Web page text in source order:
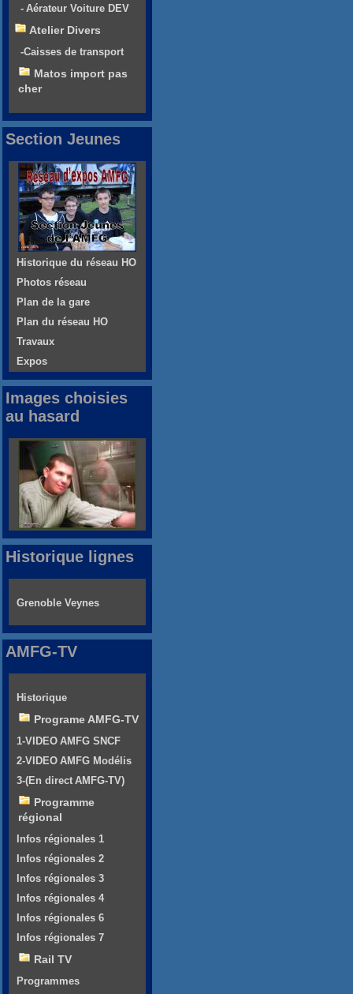
- Aérateur Voiture DEV
Atelier Divers
-Caisses de transport
Matos import pas
cher
Section Jeunes
Historique du réseau HO
Photos réseau
Plan de la gare
Plan du réseau HO
Travaux
Expos
Images choisies
au hasard
Historique lignes
Grenoble Veynes
AMFG-TV
Historique
Programe AMFG-TV
1-VIDEO AMFG SNCF
2-VIDEO AMFG Modélis
3-(En direct AMFG-TV)
Programme
régional
Infos régionales 1
Infos régionales 2
Infos régionales 3
Infos régionales 4
Infos régionales 6
Infos régionales 7
Rail TV
Programmes